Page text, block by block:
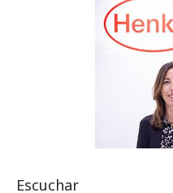
Escuchar